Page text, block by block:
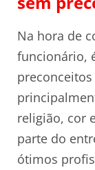
Na hora de
funcionário,
religião, cor
parte do
ótimos